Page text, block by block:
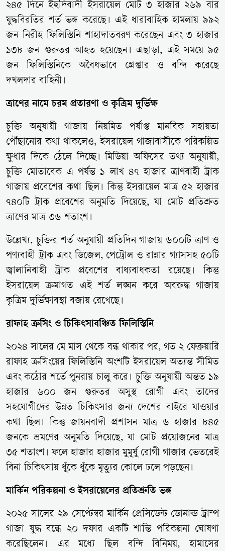
২৪৫ দিনে ইহুদিবাদী ইসরায়েল মোট ৩ হাজার ২৬৯ বার
যুদ্ধবিরতির শর্ত ভঙ্গ করেছে। এই ধারাবাহিক হামলায় ৯৯২
জন নিরীহ ফিলিস্তিনি শাহাদাতবরণ করেছেন এবং ৩ হাজার
১৩৮ জন গুরুতর আহত হয়েছেন। এছাড়া, এই সময়ে ৯৫
জন ফিলিস্তিনিকে অবৈধভাবে গ্রেপ্তার ও বন্দি করেছে
দখলদার বাহিনী।
ত্রাণের নামে চরম প্রতারণা ও কৃত্রিম দুর্ভিক্ষ
চুক্তি অনুযায়ী গাজায় নিয়মিত পর্যাপ্ত মানবিক সহায়তা
পৌঁছানোর কথা থাকলেও, ইসরায়েল গাজাবাসীকে পরিকল্পিত
ক্ষুধার দিকে ঠেলে দিচ্ছে। মিডিয়া অফিসের তথ্য অনুযায়ী,
চুক্তি মোতাবেক এ পর্যন্ত ১ লাখ ৪৭ হাজার ত্রাণবাহী ট্রাক
গাজায় প্রবেশের কথা ছিল। কিন্তু ইসরায়েল মাত্র ৫২ হাজার
৭৪০টি ট্রাক প্রবেশের অনুমতি দিয়েছে, যা মোট প্রতিশ্রুত
ত্রাণের মাত্র ৩৬ শতাংশ।
উল্লেখ্য, চুক্তির শর্ত অনুযায়ী প্রতিদিন গাজায় ৬০০টি ত্রাণ ও
পণ্যবাহী ট্রাক এবং ডিজেল, পেট্রোল ও রান্নার গ্যাসসহ ৫০টি
জ্বালানিবাহী ট্রাক প্রবেশের বাধ্যবাধকতা রয়েছে। কিন্তু
ইসরায়েল ক্রমাগত এই শর্ত লঙ্ঘন করে অবরুদ্ধ গাজায়
কৃত্রিম দুর্ভিক্ষাবস্থা বজায় রেখেছে।
রাফাহ ক্রসিং ও চিকিৎসাবঞ্চিত ফিলিস্তিনি
২০২৪ সালের মে মাস থেকে বন্ধ থাকার পর, গত ২ ফেব্রুয়ারি
রাফাহ ক্রসিংয়ের ফিলিস্তিনি অংশটি ইসরায়েল অত্যন্ত সীমিত
এবং কঠোর শর্তে পুনরায় চালু করে। চুক্তি অনুযায়ী অন্তত ১৯
হাজার ৬০০ জন গুরুতর অসুস্থ রোগী এবং তাদের
সহযোগীদের উন্নত চিকিৎসার জন্য দেশের বাইরে যাওয়ার
কথা ছিল। কিন্তু জায়নবাদী প্রশাসন মাত্র ৬ হাজার ৮৪৫
জনকে ভ্রমণের অনুমতি দিয়েছে, যা মোট প্রয়োজনের মাত্র
৩৫ শতাংশ। ফলে হাজার হাজার মুমূর্ষু রোগী গাজার ভেতরেই
বিনা চিকিৎসায় ধুঁকে ধুঁকে মৃত্যুর কোলে ঢলে পড়ছেন।
মার্কিন পরিকল্পনা ও ইসরায়েলের প্রতিশ্রুতি ভঙ্গ
২০২৫ সালের ২৯ সেপ্টেম্বর মার্কিন প্রেসিডেন্ট ডোনাল্ড ট্রাম্প
গাজা যুদ্ধ বন্ধে ২০ দফার একটি শান্তি পরিকল্পনা ঘোষণা
করেছিলেন। এর মধ্যে ছিল বন্দি বিনিময়, হামাসের